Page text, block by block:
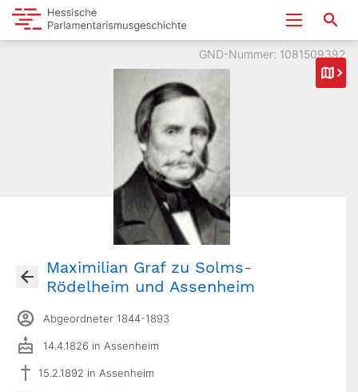
GND-Nummer: 1081509392
Maximilian Graf zu Solms-
Rödelheim und Assenheim
Abgeordneter 1844-1893
14.4.1826 in Assenheim
15.2.1892 in Assenheim